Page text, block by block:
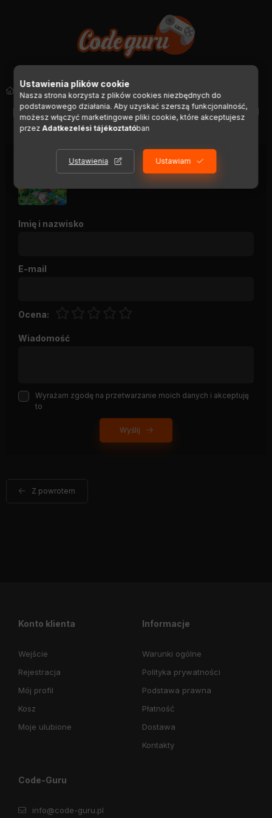
Steam
POWRÓT DO SZCZEGÓŁÓW PRODUKTU
Birthdays the Beginning
Imię i nazwisko
E-mail
Ocena:
Wiadomość
Wyrażam zgodę na przetwarzanie moich danych i akceptuję
to
Wyślij
Z powrotem
Konto klienta
Wejście
Rejestracja
Mój profil
Kosz
Moje ulubione
Informacje
Warunki ogólne
Polityka prywatności
Podstawa prawna
Płatność
Dostawa
Kontakty
Code-Guru
info@code-guru.pl
Ustawienia plików cookie
Nasza strona korzysta z plików cookies niezbędnych do
podstawowego działania. Aby uzyskać szerszą funkcjonalność,
możesz włączyć marketingowe pliki cookie, które akceptujesz
przezAdatkezelési tájékoztatóban
Ustawienia Ustawiam